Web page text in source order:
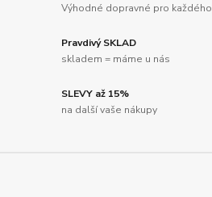
Výhodné dopravné pro každého
Pravdivý SKLAD
skladem = máme u nás
SLEVY až 15%
na další vaše nákupy